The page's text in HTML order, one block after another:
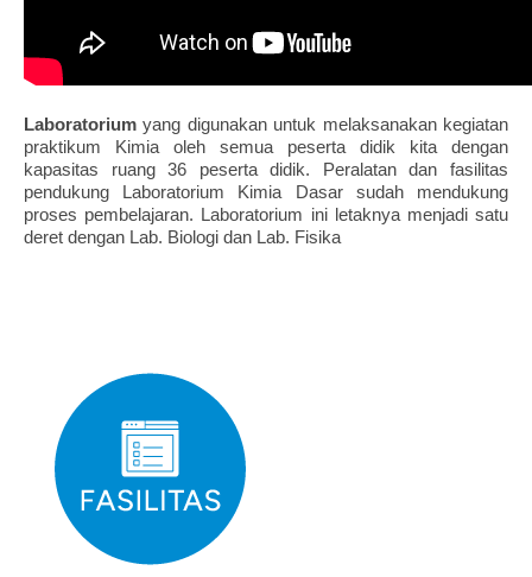
Laboratorium yang digunakan untuk melaksanakan kegiatan
praktikum Kimia oleh semua peserta didik kita dengan
kapasitas ruang 36 peserta didik. Peralatan dan fasilitas
pendukung Laboratorium Kimia Dasar sudah mendukung
proses pembelajaran. Laboratorium ini letaknya menjadi satu
deret dengan Lab. Biologi dan Lab. Fisika